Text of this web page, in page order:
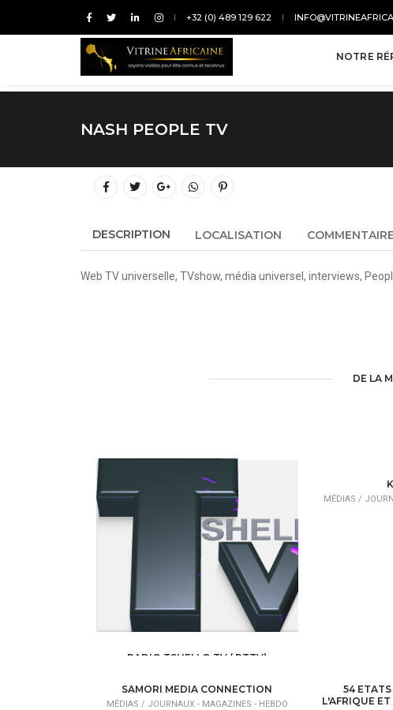
+32 (0) 489 129 622
NOTRE
NASH PEOPLE TV
DESCRIPTION LOCALISATION
Web TV universell e, TVshow, média universel, interviews,
DE LA
RADIO TSHELLO TV ( RTTV)
MÉDIAS /
SAMORI MEDIA CONNECTION
MÉDIAS / JOURNAUX - MAGAZINES - HEBDO
54
L'AFRIQUE